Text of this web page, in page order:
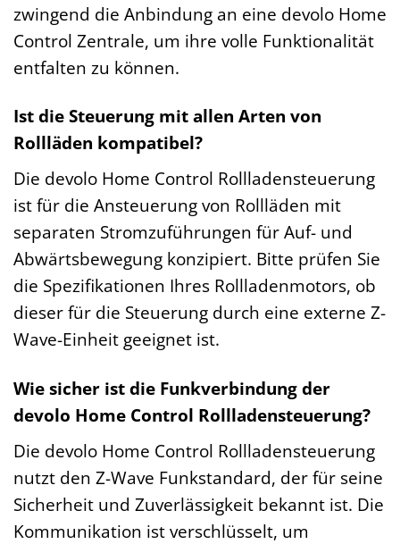
zwingend die Anbindung an eine devolo Home
Control Zentrale, um ihre volle Funktionalität
entfalten zu können.
Ist die Steuerung mit allen Arten von
Rollläden kompatibel?
Die devolo Home Control Rollladensteuerung
ist für die Ansteuerung von Rollläden mit
separaten Stromzuführungen für Auf- und
Abwärtsbewegung konzipiert. Bitte prüfen Sie
die Spezifikationen Ihres Rollladenmotors, ob
dieser für die Steuerung durch eine externe Z-
Wave-Einheit geeignet ist.
Wie sicher ist die Funkverbindung der
devolo Home Control Rollladensteuerung?
Die devolo Home Control Rollladensteuerung
nutzt den Z-Wave Funkstandard, der für seine
Sicherheit und Zuverlässigkeit bekannt ist. Die
Kommunikation ist verschlüsselt, um